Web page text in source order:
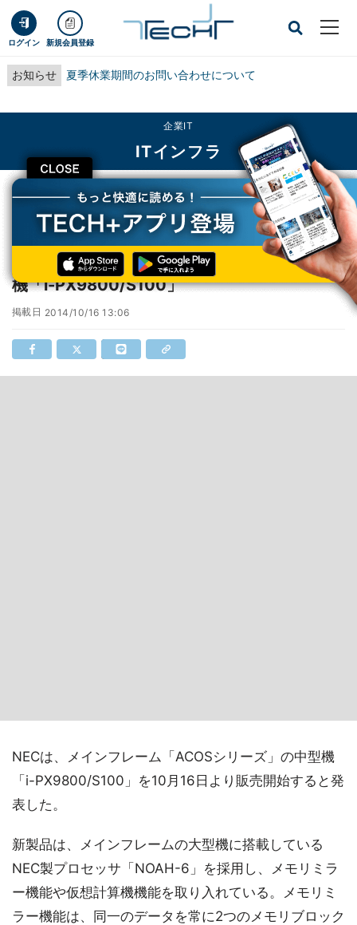
ログイン 新規会員登録
お知らせ 夏季休業期間のお問い合わせについて
CLOSE
企業IT
ITインフラ
TECH+ 企業IT
ITインフラ
NEC、メインフレームACOSシリーズの中型機「i-PX9800/S100」
NEC、メインフレームACOSシリーズの中型
機「i-PX9800/S100」
掲載日 2014/10/16 13:06
NECは、メインフレーム「ACOSシリーズ」の中型機
「i-PX9800/S100」を10月16日より販売開始すると発
表した。
新製品は、メインフレームの大型機に搭載している
NEC製プロセッサ「NOAH-6」を採用し、メモリミラ
ー機能や仮想計算機機能を取り入れている。メモリミ
ラー機能は、同一のデータを常に2つのメモリブロック